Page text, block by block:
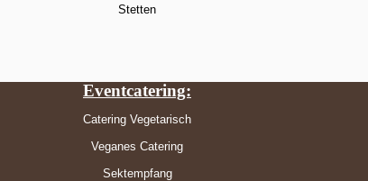
Stetten
Eventcatering:
Catering Vegetarisch
Veganes Catering
Sektempfang